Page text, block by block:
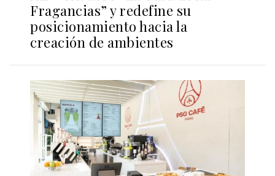
Fragancias” y redefine su
posicionamiento hacia la
creación de ambientes